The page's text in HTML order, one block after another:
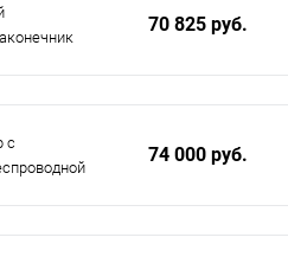
70 825 руб.
с
74 000 руб.